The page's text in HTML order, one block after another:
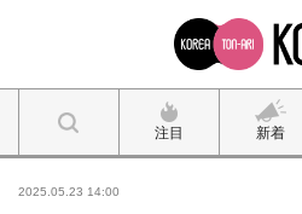
注目 新着
2025.05.23 14:00